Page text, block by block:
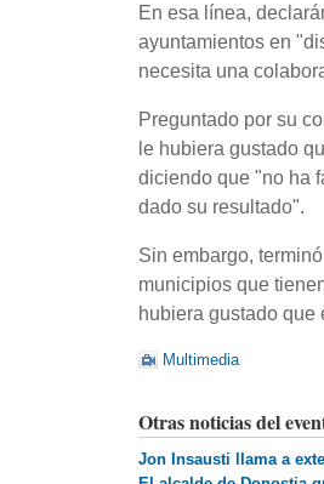
En esa línea,
ayuntamientos en
necesita una
Preguntado por su
le hubiera gustado
diciendo que "no ha
dado su resultado".
Sin embargo,
municipios que
hubiera gustado que
Multimedia
Otras noticias del
Jon Insausti llama a